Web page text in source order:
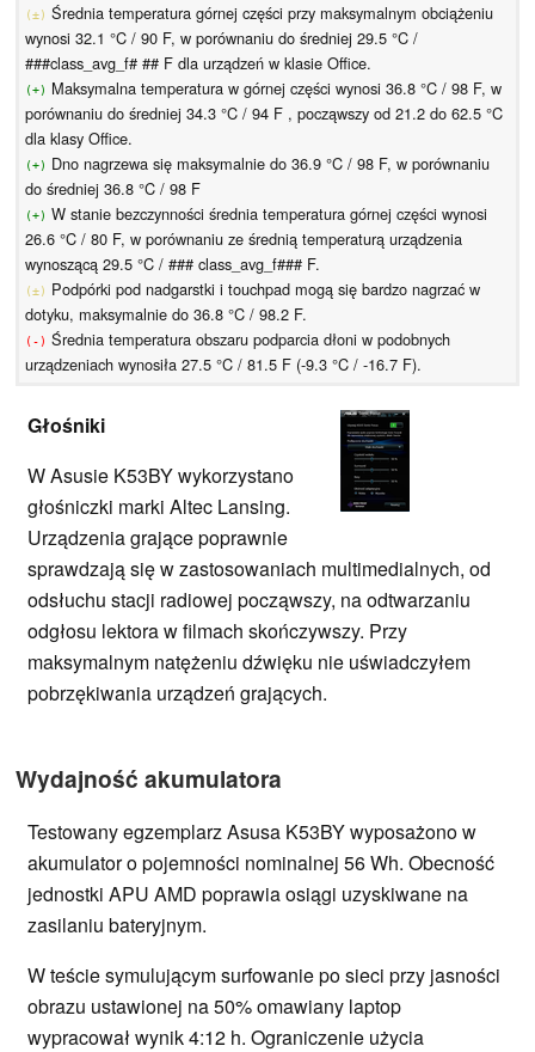
(±) Średnia temperatura górnej części przy maksymalnym obciążeniu
wynosi 32.1 °C / 90 F, w porównaniu do średniej 29.5 °C /
###class_avg_f# ## F dla urządzeń w klasie Office.
(+) Maksymalna temperatura w górnej części wynosi 36.8 °C / 98 F, w
porównaniu do średniej 34.3 °C / 94 F , począwszy od 21.2 do 62.5 °C
dla klasy Office.
(+) Dno nagrzewa się maksymalnie do 36.9 °C / 98 F, w porównaniu
do średniej 36.8 °C / 98 F
(+) W stanie bezczynności średnia temperatura górnej części wynosi
26.6 °C / 80 F, w porównaniu ze średnią temperaturą urządzenia
wynoszącą 29.5 °C / ### class_avg_f### F.
(±) Podpórki pod nadgarstki i touchpad mogą się bardzo nagrzać w
dotyku, maksymalnie do 36.8 °C / 98.2 F.
(-) Średnia temperatura obszaru podparcia dłoni w podobnych
urządzeniach wynosiła 27.5 °C / 81.5 F (-9.3 °C / -16.7 F).
Głośniki
W Asusie K53BY wykorzystano
głośniczki marki Altec Lansing.
Urządzenia grające poprawnie
sprawdzają się w zastosowaniach multimedialnych, od
odsłuchu stacji radiowej począwszy, na odtwarzaniu
odgłosu lektora w filmach skończywszy. Przy
maksymalnym natężeniu dźwięku nie uświadczyłem
pobrzękiwania urządzeń grających.
Wydajność akumulatora
Testowany egzemplarz Asusa K53BY wyposażono w
akumulator o pojemności nominalnej 56 Wh. Obecność
jednostki APU AMD poprawia osiągi uzyskiwane na
zasilaniu bateryjnym.
W teście symulującym surfowanie po sieci przy jasności
obrazu ustawionej na 50% omawiany laptop
wypracował wynik 4:12 h. Ograniczenie użycia